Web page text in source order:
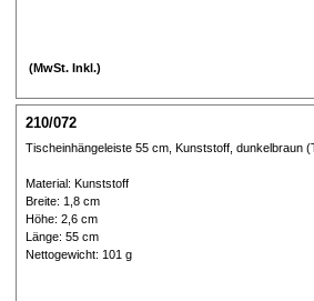
(MwSt. Inkl.)
210/072
Tischeinhängeleiste 55 cm, Kunststoff, dunkelbraun
Material: Kunststoff
Breite: 1,8 cm
Höhe: 2,6 cm
Länge: 55 cm
Nettogewicht: 101 g